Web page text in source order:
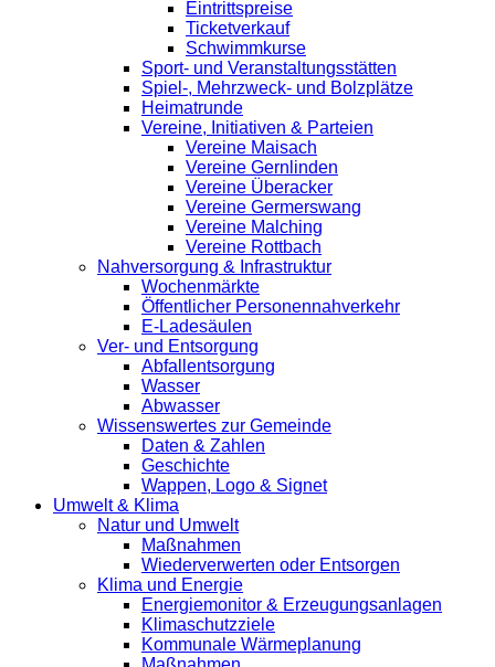
Eintrittspreise
Ticketverkauf
Schwimmkurse
Sport- und Veranstaltungsstätten
Spiel-, Mehrzweck- und Bolzplätze
Heimatrunde
Vereine, Initiativen & Parteien
Vereine Maisach
Vereine Gernlinden
Vereine Überacker
Vereine Germerswang
Vereine Malching
Vereine Rottbach
Nahversorgung & Infrastruktur
Wochenmärkte
Öffentlicher Personennahverkehr
E-Ladesäulen
Ver- und Entsorgung
Abfallentsorgung
Wasser
Abwasser
Wissenswertes zur Gemeinde
Daten & Zahlen
Geschichte
Wappen, Logo & Signet
Umwelt & Klima
Natur und Umwelt
Maßnahmen
Wiederverwerten oder Entsorgen
Klima und Energie
Energiemonitor & Erzeugungsanlagen
Klimaschutzziele
Kommunale Wärmeplanung